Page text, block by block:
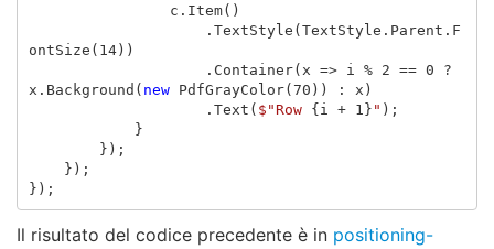
c . Item()
. TextStyle ( TextStyle . Parent . F
ontSize ( 14))
. Container( x => i % 2 == 0
?
x . Background ( new PdfGrayColor( 70 )) : x )
. Text ( $"Row { i + 1 } " );
}
});
});
});
Il risultato del codice precedente è in positioning-